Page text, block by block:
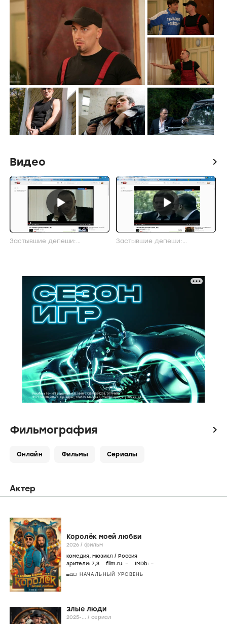
Видео icon
Застывшие депеши:
Застывшие депеши:
Фильмография icon
Онлайн Фильмы Сериалы
Актер
Королёк моей любви
2026 / фильм
комедия, мюзикл / Россия
зрители: 7,3 film.ru: – IMDb: –
НАЧАЛЬНЫЙ УРОВЕНЬ
Злые люди
2025-... / сериал